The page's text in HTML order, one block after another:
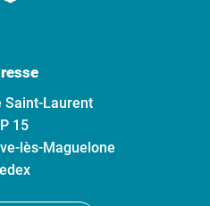
Saint-Laurent
15
lès-Maguelone